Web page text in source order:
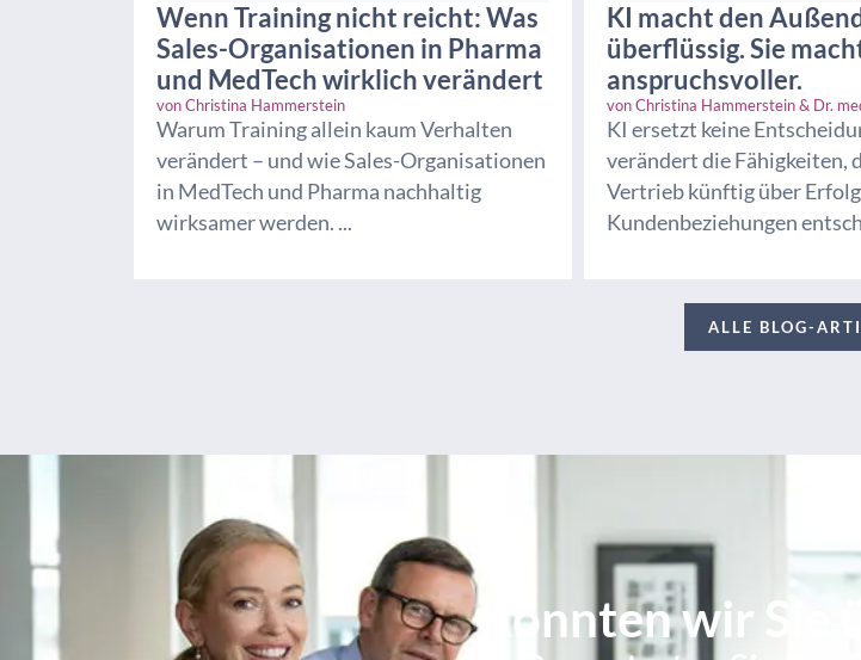
Wenn Training nicht reicht: Was
Sales-Organisationen in Pharma
und MedTech wirklich verändert
vonChristina Hammerstein
Warum Training allein kaum Verhalten
verändert – und wie Sales-Organisationen
in MedTech und Pharma nachhaltig
wirksamer werden. ...
KI macht den
überflüssig. Sie
anspruchsvoller.
vonChristina Hammerstein & Dr.
KI ersetzt keine
verändert die Fähigkeiten,
Vertrieb künftig über
Kundenbeziehungen
ALLE BLOG-
Konnten wir Sie